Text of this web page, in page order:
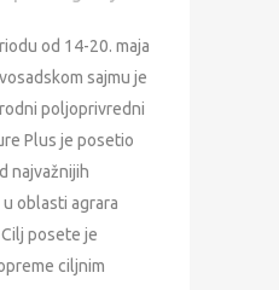
od 14-20. maja
sajmu je
poljoprivredni
Plus je posetio
najvažnijih
oblasti agrara
posete je
ciljnim